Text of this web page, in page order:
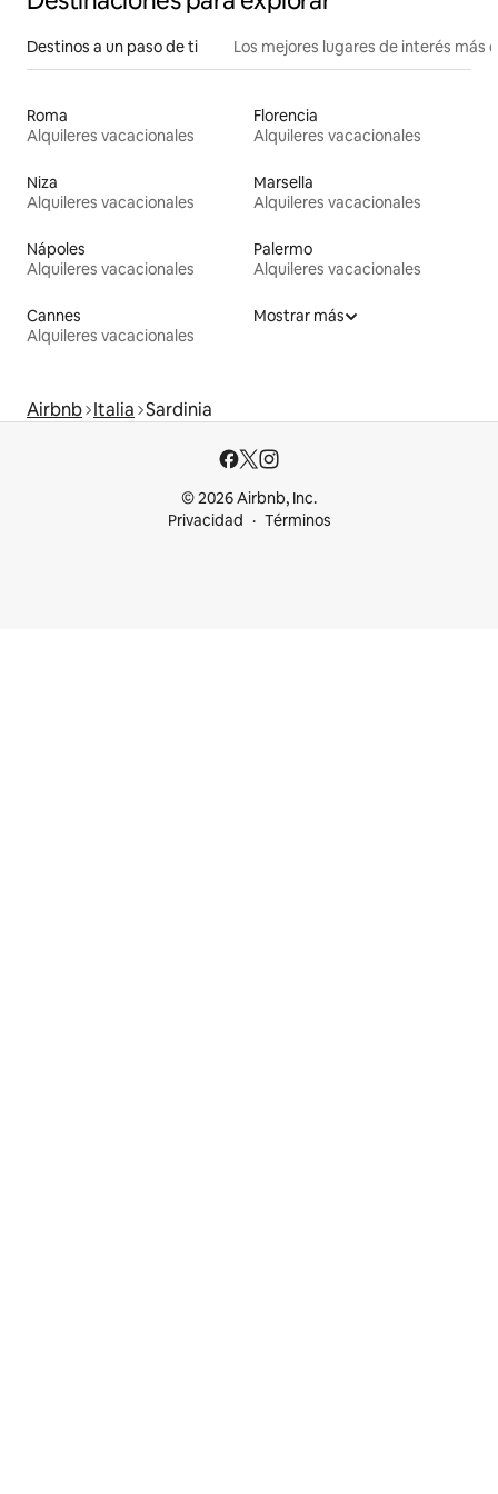
Destinos a un paso de ti Los mejores lugares de interés más
Roma
Alquileres vacacionales
Florencia
Alquileres vacacionales
Niza
Alquileres vacacionales
Marsella
Alquileres vacacionales
Nápoles
Alquileres vacacionales
Palermo
Alquileres vacacionales
Cannes
Alquileres vacacionales
Mostrar más
Airbnb Italia Sardinia
© 2026 Airbnb, Inc.
Privacidad
Términos